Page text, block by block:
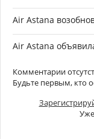
Air Astana
Air Astana
Комментарии
Будьте первым, кто